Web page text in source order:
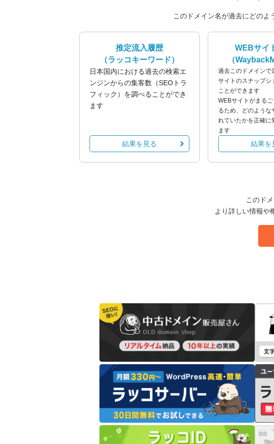
このドメイン名が過去にどのよ
推定流入履歴
（ラッコキーワード）
日本国内における過去の検索エ
ンジンからの集客数（SEOトラ
フィック）を調べることができ
ます
結果を見る
WEBサイ
（
過去このドメインで
サイトのスナップシ
ことができます
WEBサイトがまる
るため、どのような
れていたかを正確に
ます
結果を
このド
より詳しい情報や